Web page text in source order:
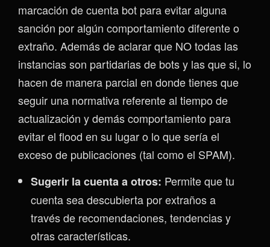
marcación de cuenta bot para evitar alguna
sanción por algún comportamiento diferente o
extraño. Además de aclarar que NO todas las
instancias son partidarias de bots y las que si, lo
hacen de manera parcial en donde tienes que
seguir una normativa referente al tiempo de
actualización y demás comportamiento para
evitar el flood en su lugar o lo que sería el
exceso de publicaciones (tal como el SPAM).
Sugerir la cuenta a otros: Permite que tu
cuenta sea descubierta por extraños a
través de recomendaciones, tendencias y
otras características.